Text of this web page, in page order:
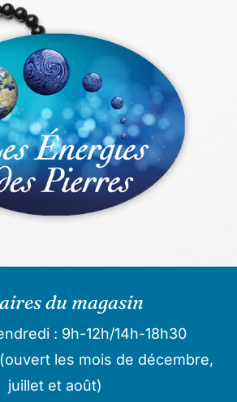
du magasin
: 9h-12h/14h-18h30
les mois de décembre,
juillet et août)